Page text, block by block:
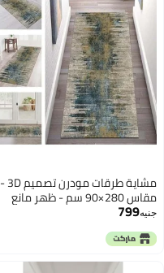
مشاية طرقات مودرن تصميم 3D -
مقاس 280×90 سم - ظهر مانع
للانزلاق
جنيه799